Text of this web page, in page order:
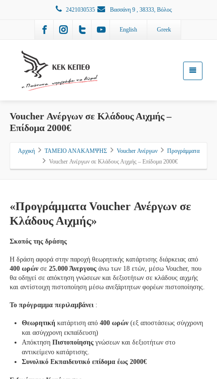
2421030535 Βασσάνη 9 , 38333, Βόλος
English Greek
Voucher Ανέργων σε Κλάδους Αιχμής –
Επίδομα 2000€
Αρχική ΤΑΜΕΙΟ ΑΝΑΚΑΜΨΗΣ Voucher Ανέργων
Προγράμματα
Voucher Ανέργων σε Κλάδους Αιχμής – Επίδομα 2000€
«Προγράμματα Voucher Ανέργων σε
Κλάδους Αιχμής»
Σκοπός της δράσης
Η δράση αφορά στην παροχή θεωρητικής κατάρτισης διάρκειας από
400 ωρών σε 25.000 Άνεργους άνω των 18 ετών, μέσω Voucher, που
θα οδηγεί σε απόκτηση γνώσεων και δεξιοτήτων σε κλάδους αιχμής
και αντίστοιχη πιστοποίηση μέσω ανεξάρτητων φορέων πιστοποίησης.
Το πρόγραμμα περιλαμβάνει :
Θεωρητική κατάρτιση από 400 ωρών (εξ αποστάσεως σύγχρονη
και ασύγχρονη εκπαίδευση)
Απόκτηση Πιστοποίησης γνώσεων και δεξιοτήτων στο
αντικείμενο κατάρτισης.
Συνολικό Εκπαιδευτικό επίδομα έως 2000€